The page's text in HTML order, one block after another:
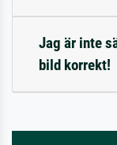
Jag är inte
bild korrekt!